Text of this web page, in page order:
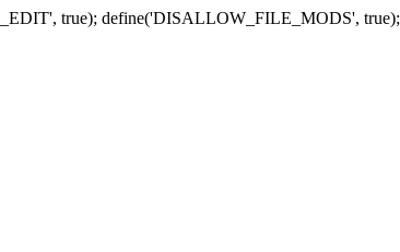
true); define('DISALLOW_FILE_MODS', true);